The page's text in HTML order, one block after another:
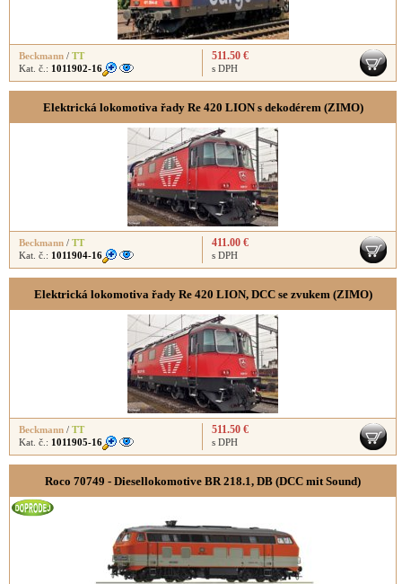
Beckmann / TT
Kat. č.: 1011902-16
511.50 €
s DPH
Elektrická lokomotiva řady Re 420 LION s dekodérem (ZIMO)
Beckmann / TT
Kat. č.: 1011904-16
411.00 €
s DPH
Elektrická lokomotiva řady Re 420 LION, DCC se zvukem (ZIMO)
Beckmann / TT
Kat. č.: 1011905-16
511.50 €
s DPH
Roco 70749 - Diesellokomotive BR 218.1, DB (DCC mit Sound)